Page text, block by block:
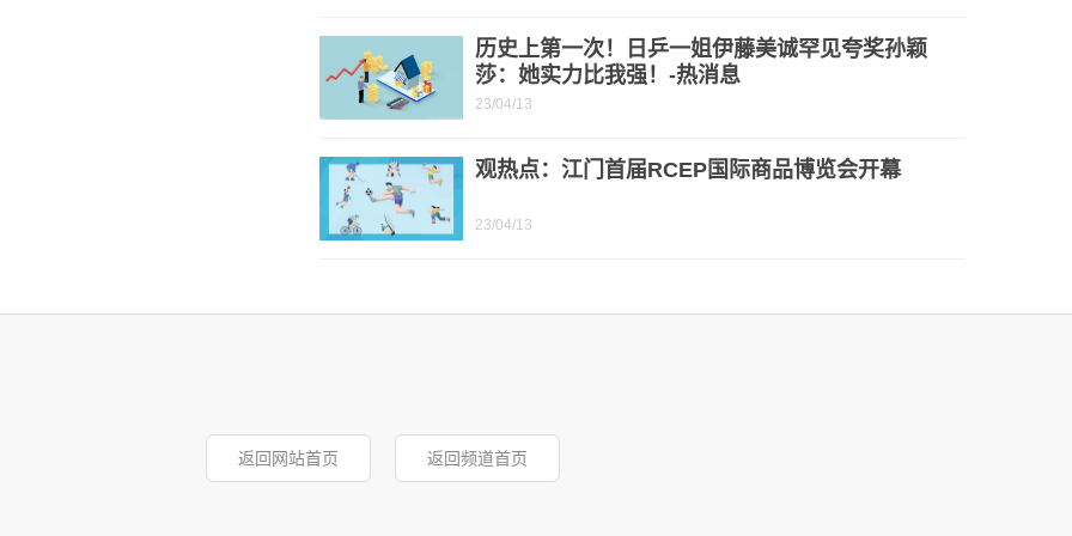
历史上第一次！日乒一姐伊藤美诚罕见夸奖孙颖
莎：她实力比我强！-热消息
23/04/13
观热点：江门首届RCEP国际商品博览会开幕
23/04/13
返回网站首页 返回频道首页